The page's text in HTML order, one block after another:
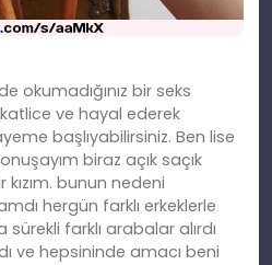
okumadığınız bir seks
ve hayal ederek
başlıyabilirsiniz. Ben lise
biraz açık saçık
bunun nedeni
hergün farklı erkeklerle
farklı arabalar alırdı
ve hepsininde amacı beni